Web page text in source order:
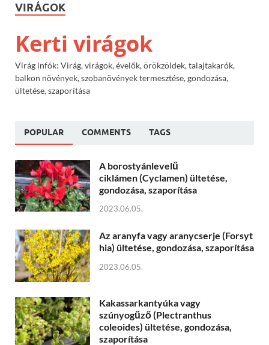
VIRÁGOK
Kerti virágok
Virág infók: Virág, virágok, évelők, örökzöldek, talajtakarók,
balkon növények, szobanövények termesztése, gondozása,
ültetése, szaporítása
POPULAR COMMENTS TAGS
A borostyánlevelű
ciklámen (Cyclamen) ültetése,
gondozása, szaporítása
2023.06.05.
Az aranyfa vagy aranycserje (Forsyt
hia) ültetése, gondozása, szaporítása
2023.06.05.
Kakassarkantyúka vagy
szúnyogűző (Plectranthus
coleoides) ültetése, gondozása,
szaporítása